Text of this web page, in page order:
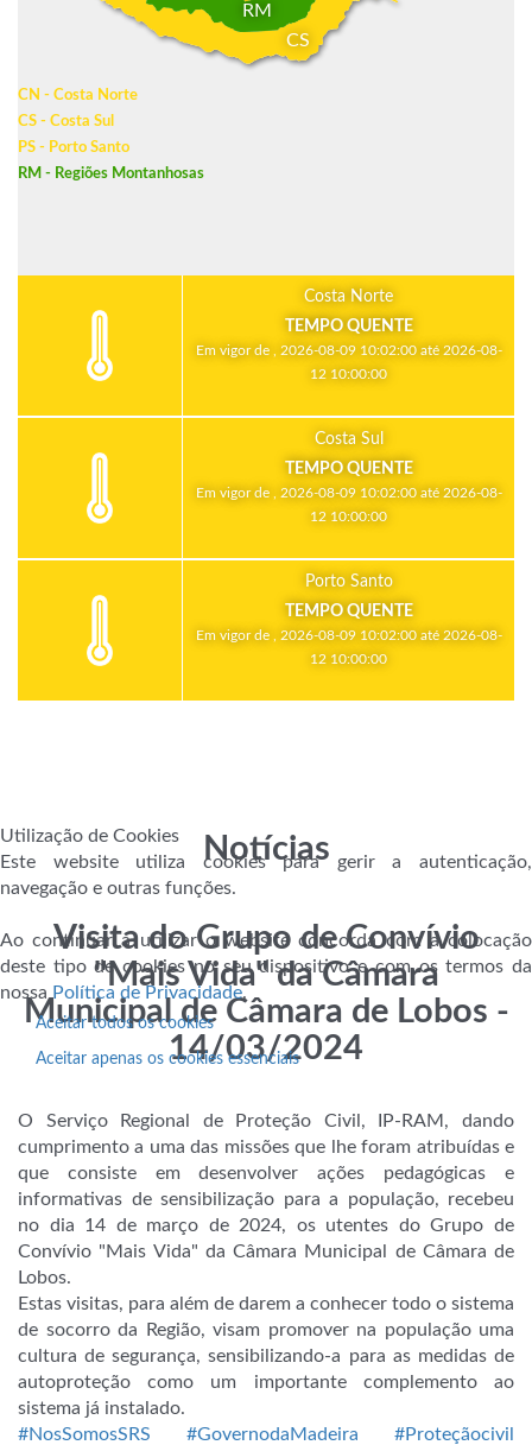
CS
RM
CN - Costa Norte
CS - Costa Sul
PS - Porto Santo
RM - Regiões Montanhosas
Costa Norte
TEMPO QUENTE
Em vigor de , 2026-08-09 10:02:00 até 2026-08-
12 10:00:00
Costa Sul
TEMPO QUENTE
Em vigor de , 2026-08-09 10:02:00 até 2026-08-
12 10:00:00
Porto Santo
TEMPO QUENTE
Em vigor de , 2026-08-09 10:02:00 até 2026-08-
12 10:00:00
Notícias
Visita do Grupo de Convívio
"Mais Vida" da Câmara
Municipal de Câmara de Lobos -
14/03/2024
O Serviço Regional de Proteção Civil, IP-RAM, dando
cumprimento a uma das missões que lhe foram atribuídas e
que consiste em desenvolver ações pedagógicas e
informativas de sensibilização para a população, recebeu
no dia 14 de março de 2024, os utentes do Grupo de
Convívio "Mais Vida" da Câmara Municipal de Câmara de
Lobos.
Estas visitas, para além de darem a conhecer todo o sistema
de socorro da Região, visam promover na população uma
cultura de segurança, sensibilizando-a para as medidas de
autoproteção como um importante complemento ao
sistema já instalado.
#NosSomosSRS
#GovernodaMadeira
#Proteçãocivil
Utilização de Cookies
Este website utiliza cookies para gerir a autenticação,
navegação e outras funções.
Ao continuar a utilizar o website concorda com a colocação
deste tipo de cookies no seu dispositivo e com os termos da
nossa Política de Privacidade.
Aceitar todos os cookies
Aceitar apenas os cookies essenciais